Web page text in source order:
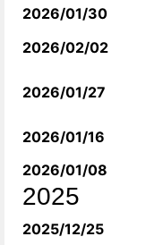
2026/01/30
2026/02/02
2026/01/27
2026/01/16
2026/01/08
2025
2025/12/25